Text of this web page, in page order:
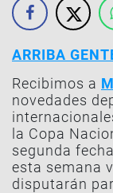
ARRIBA
Recibimos a
novedades
la Copa
segunda
esta semana
disputarán